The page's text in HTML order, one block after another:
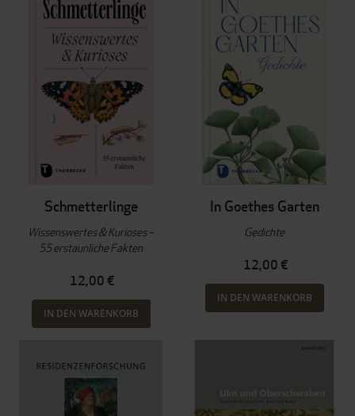
Schmetterlinge
Wissenswertes & Kurioses –
55 erstaunliche Fakten
12,00 €
IN DEN WARENKORB
In Goethes Garten
Gedichte
12,00 €
IN DEN WARENKORB